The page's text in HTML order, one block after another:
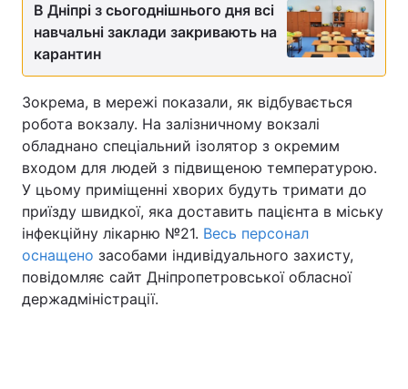
В Дніпрі з сьогоднішнього дня всі
навчальні заклади закривають на
карантин
Зокрема, в мережі показали, як відбувається
робота вокзалу. На залізничному вокзалі
обладнано спеціальний ізолятор з окремим
входом для людей з підвищеною температурою.
У цьому приміщенні хворих будуть тримати до
приїзду швидкої, яка доставить пацієнта в міську
інфекційну лікарню №21. Весь персонал
оснащено засобами індивідуального захисту,
повідомляє сайт Дніпропетровської обласної
держадміністрації.